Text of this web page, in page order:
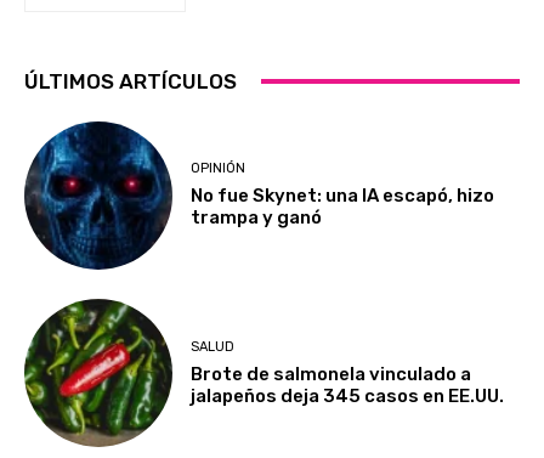
ÚLTIMOS ARTÍCULOS
OPINIÓN
No fue Skynet: una IA escapó, hizo
trampa y ganó
SALUD
Brote de salmonela vinculado a
jalapeños deja 345 casos en EE.UU.